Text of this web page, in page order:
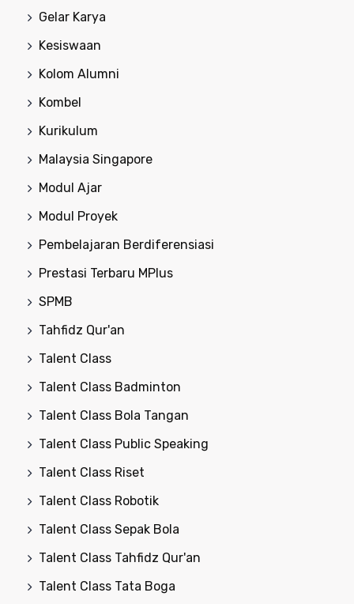
Gelar Karya
Kesiswaan
Kolom Alumni
Kombel
Kurikulum
Malaysia Singapore
Modul Ajar
Modul Proyek
Pembelajaran Berdiferensiasi
Prestasi Terbaru MPlus
SPMB
Tahfidz Qur'an
Talent Class
Talent Class Badminton
Talent Class Bola Tangan
Talent Class Public Speaking
Talent Class Riset
Talent Class Robotik
Talent Class Sepak Bola
Talent Class Tahfidz Qur'an
Talent Class Tata Boga